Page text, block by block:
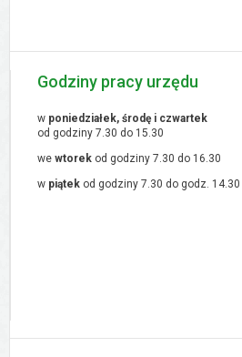
Godziny pracy urzędu
w poniedziałek, środę i czwartek
od godziny 7.30 do 15.30
we wtorek od godziny 7.30 do 16.30
w piątek od godziny 7.30 do godz. 14.30